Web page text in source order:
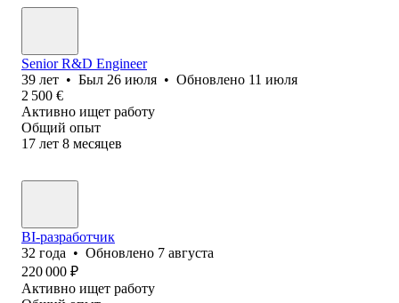
Senior R&D Engineer
39 лет • Был 26 июля • Обновлено 11 июля
2 500 €
Активно ищет работу
Общий опыт
17 лет 8 месяцев
BI-разработчик
32 года • Обновлено 7 августа
220 000 ₽
Активно ищет работу